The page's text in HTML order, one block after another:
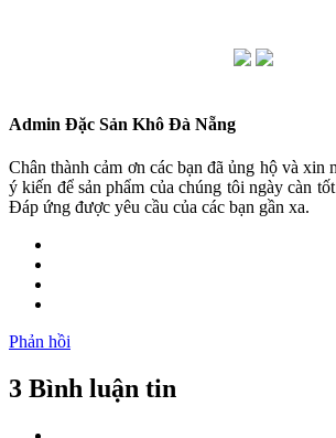
Admin Đặc Sản Khô Đà Nẵng
Chân thành cảm ơn các bạn đã ủng hộ và xin
ý kiến để sản phẩm của chúng tôi ngày càn
Đáp ứng được yêu cầu của các bạn gần xa.
Phản hồi
3 Bình luận tin